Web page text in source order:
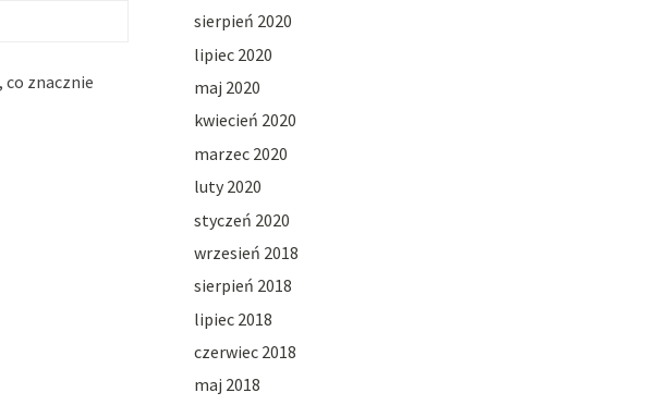
co znacznie
sierpień 2020
lipiec 2020
maj 2020
kwiecień 2020
marzec 2020
luty 2020
styczeń 2020
wrzesień 2018
sierpień 2018
lipiec 2018
czerwiec 2018
maj 2018